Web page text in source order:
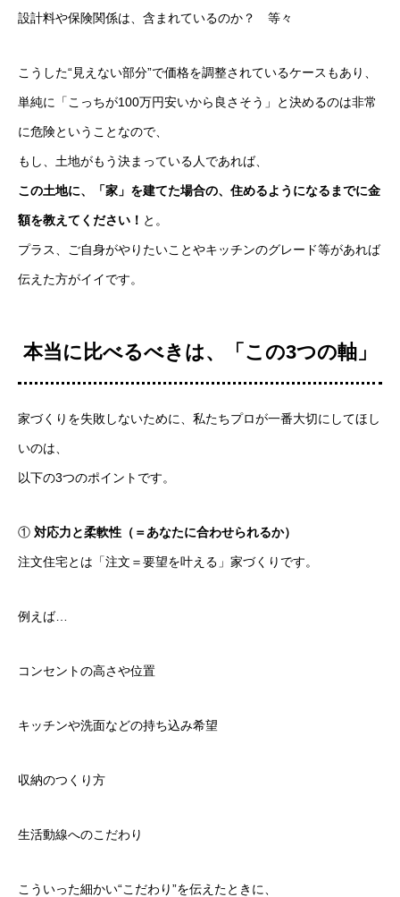
設計料や保険関係は、含まれているのか？ 等々
こうした“見えない部分”で価格を調整されているケースもあり、
単純に「こっちが100万円安いから良さそう」と決めるのは非常
に危険ということなので、
もし、土地がもう決まっている人であれば、
この土地に、「家」を建てた場合の、住めるようになるまでに金
額を教えてください！ と。
プラス、ご自身がやりたいことやキッチンのグレード等があれば
伝えた方がイイです。
本当に比べるべきは、「この3つの軸」
家づくりを失敗しないために、私たちプロが一番大切にしてほし
いのは、
以下の3つのポイントです。
① 対応力と柔軟性（＝あなたに合わせられるか）
注文住宅とは「注文＝要望を叶える」家づくりです。
例えば…
コンセントの高さや位置
キッチンや洗面などの持ち込み希望
収納のつくり方
生活動線へのこだわり
こういった細かい“こだわり”を伝えたときに、